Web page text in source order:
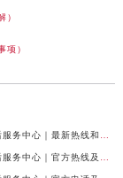
）
项）